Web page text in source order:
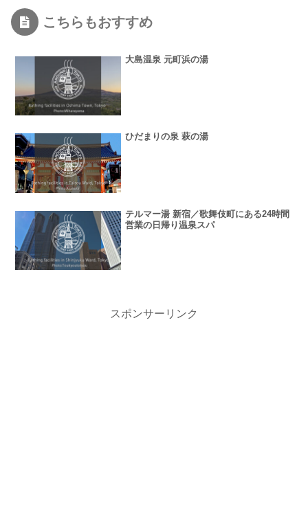
こちらもおすすめ
大島温泉 元町浜の湯
ひだまりの泉 萩の湯
テルマー湯 新宿／歌舞伎町にある24時間
営業の日帰り温泉スパ
スポンサーリンク